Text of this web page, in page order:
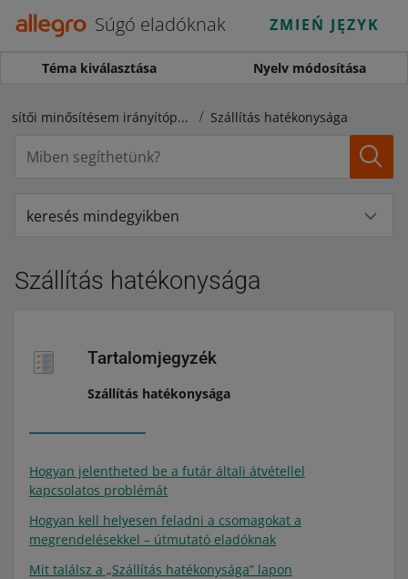
Súgó eladóknak ZMIEŃ JĘZYK
Téma kiválasztása Nyelv módosítása
Értékesítői minősítésem irányítópult Szállítás hatékonysága
keresés mindegyikben
Szállítás hatékonysága
Tartalomjegyzék
Szállítás hatékonysága
Hogyan jelentheted be a futár általi átvétellel
kapcsolatos problémát
Hogyan kell helyesen feladni a csomagokat a
megrendelésekkel – útmutató eladóknak
Mit találsz a „Szállítás hatékonysága” lapon